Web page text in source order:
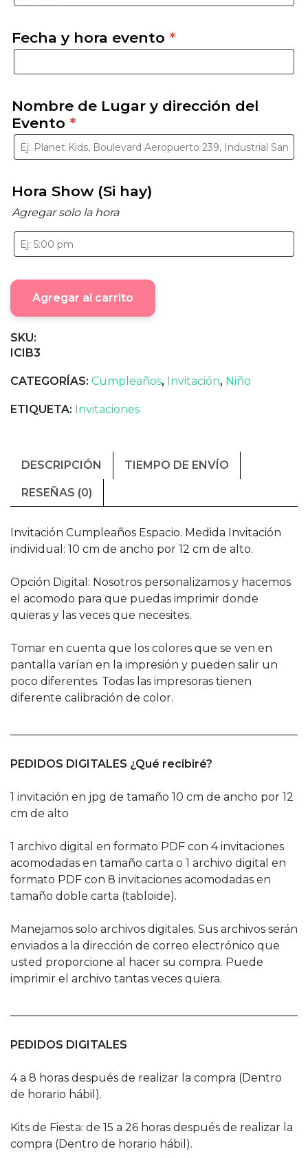
Fecha y hora evento *
Nombre de Lugar y dirección del
Evento *
Hora Show (Si hay)
Agregar solo la hora
Agregar al carrito
SKU:
ICIB3
CATEGORÍAS: Cumpleaños, Invitación, Niño
ETIQUETA: Invitaciones
DESCRIPCIÓN TIEMPO DE ENVÍO
RESEÑAS (0)
Invitación Cumpleaños Espacio. Medida Invitación
individual: 10 cm de ancho por 12 cm de alto.
Opción Digital: Nosotros personalizamos y hacemos
el acomodo para que puedas imprimir donde
quieras y las veces que necesites.
Tomar en cuenta que los colores que se ven en
pantalla varían en la impresión y pueden salir un
poco diferentes. Todas las impresoras tienen
diferente calibración de color.
PEDIDOS DIGITALES ¿Qué recibiré?
1 invitación en jpg de tamaño 10 cm de ancho por 12
cm de alto
1 archivo digital en formato PDF con 4 invitaciones
acomodadas en tamaño carta o 1 archivo digital en
formato PDF con 8 invitaciones acomodadas en
tamaño doble carta (tabloide).
Manejamos solo archivos digitales. Sus archivos serán
enviados a la dirección de correo electrónico que
usted proporcione al hacer su compra. Puede
imprimir el archivo tantas veces quiera.
PEDIDOS DIGITALES
4 a 8 horas después de realizar la compra (Dentro
de horario hábil).
Kits de Fiesta: de 15 a 26 horas después de realizar la
compra (Dentro de horario hábil).